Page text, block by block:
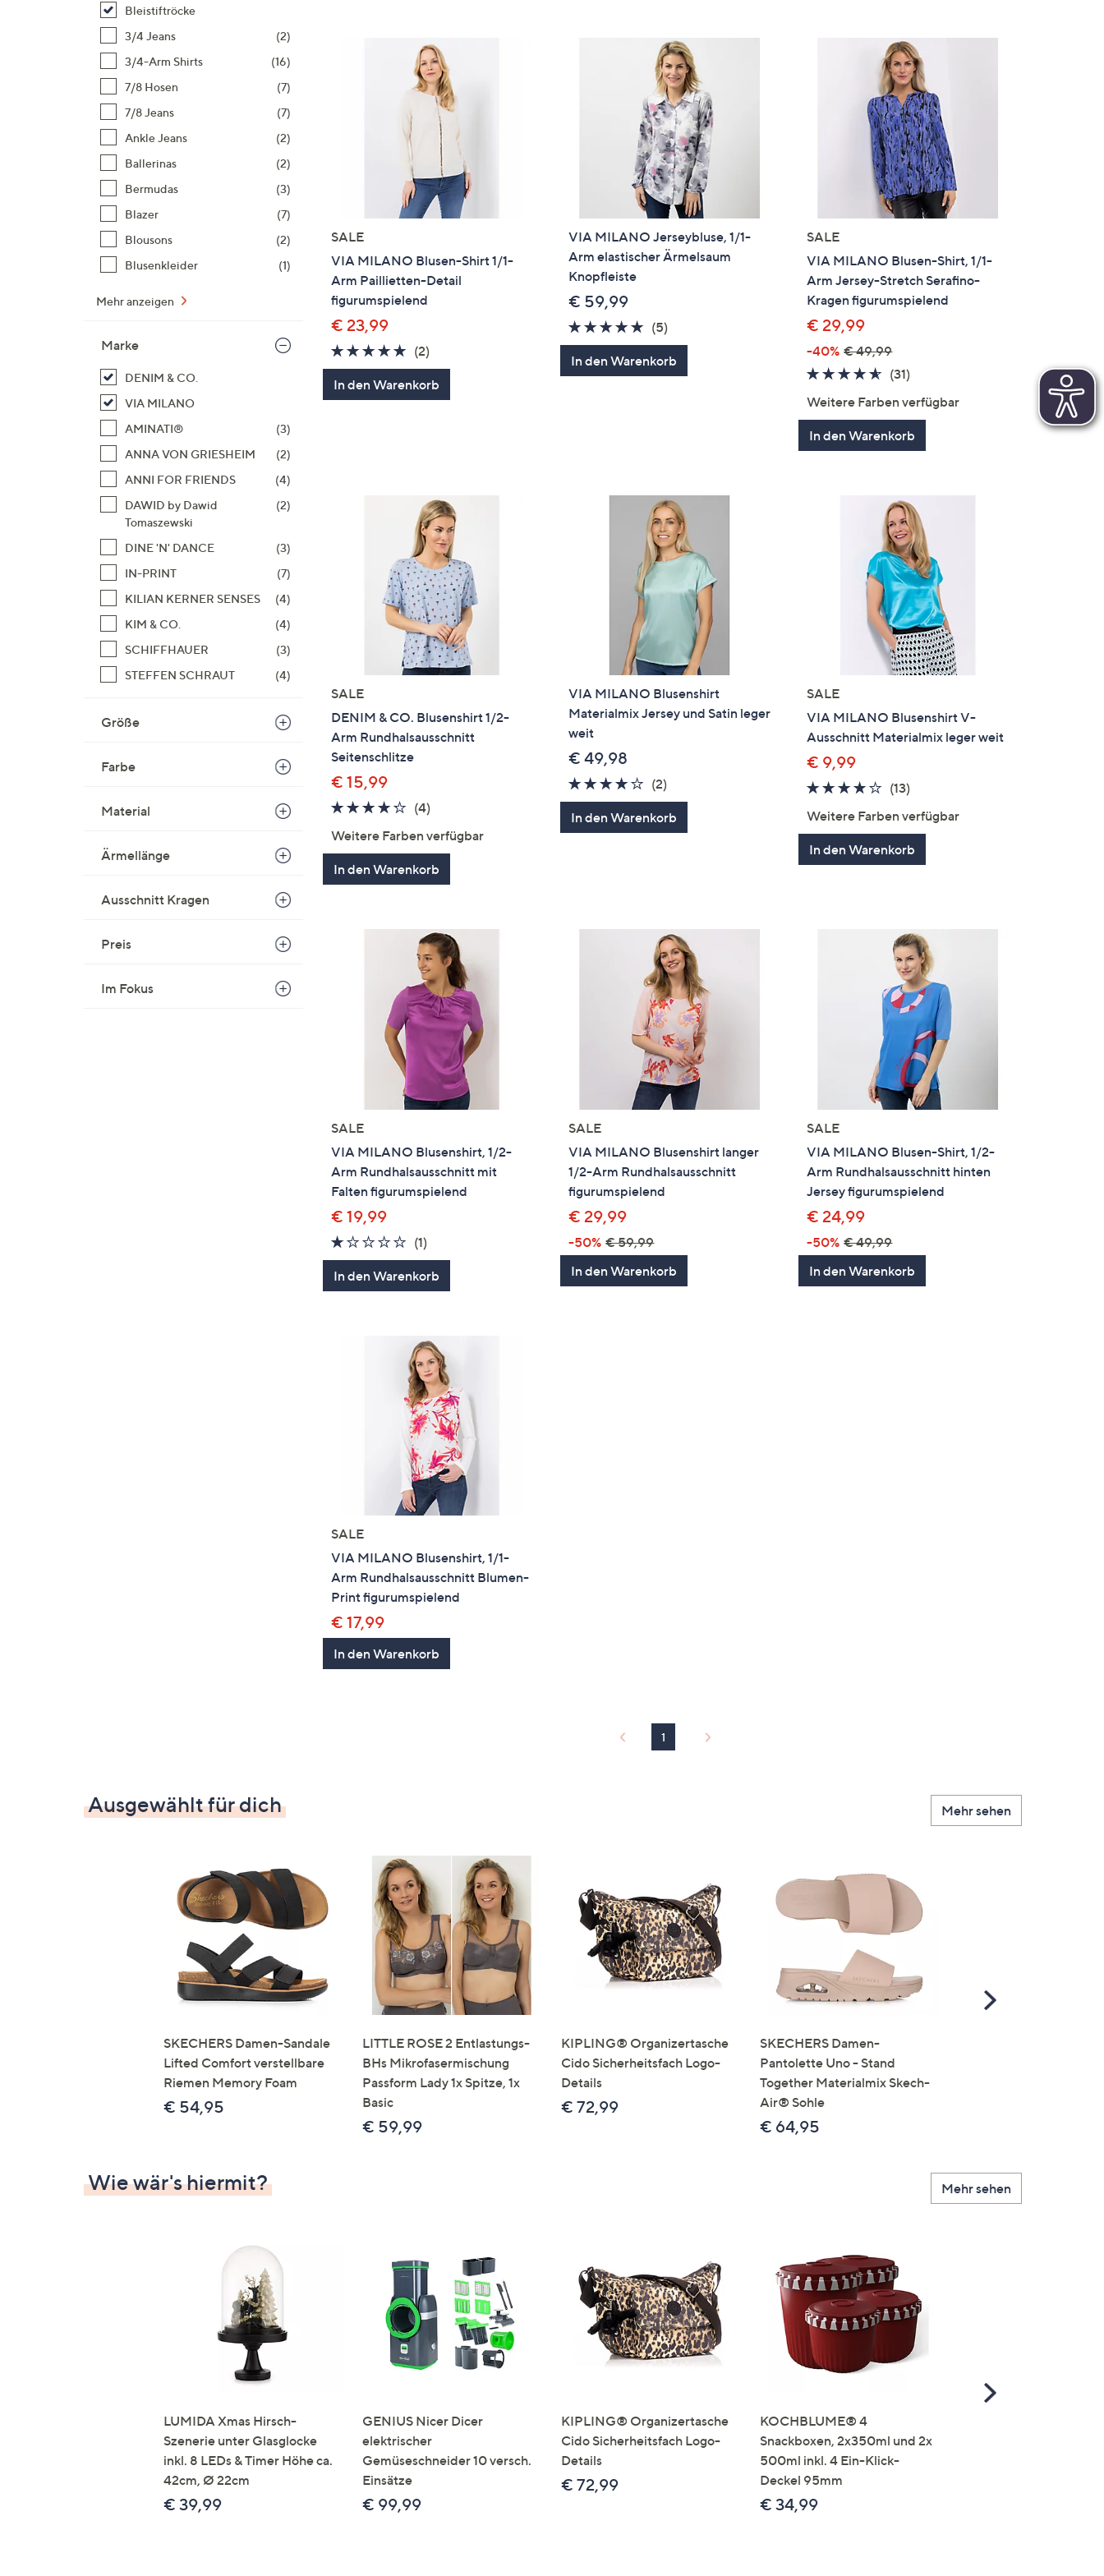
anzuzeigen.
Bleistiftröcke
3/4 Jeans
(2)
3/4-Arm Shirts
(16)
7/8 Hosen
(7)
7/8 Jeans
(7)
Ankle Jeans
(2)
Ballerinas
(2)
Bermudas
(3)
Blazer
(7)
Blousons
(2)
Blusenkleider
(1)
Mehr anzeigen
Marke
DENIM & CO.
VIA MILANO
AMINATI®
(3)
ANNA VON GRIESHEIM
(2)
ANNI FOR FRIENDS
(4)
DAWID by Dawid
Tomaszewski
(2)
DINE 'N' DANCE
(3)
IN-PRINT
(7)
KILIAN KERNER SENSES
(4)
KIM & CO.
(4)
SCHIFFHAUER
(3)
STEFFEN SCHRAUT
(4)
Größe
Farbe
Material
Ärmellänge
Ausschnitt Kragen
Preis
Im Fokus
SALE
VIA MILANO Blusen-Shirt 1/1-
Arm Paillietten-Detail
figurumspielend
€ 23,99
5.0
von
5
(2)2
Bewertungen
In den Warenkorb
VIA MILANO Jerseybluse, 1/1-
Arm elastischer Ärmelsaum
Knopfleiste
€ 59,99
4.6
von
5
(5)
Bewertungen
In den Warenkorb
SALE
VIA MILANO Blusen-Shirt, 1/1-
Arm Jersey-Stretch Serafino-
Kragen figurumspielend
€ 29,99
-40% € 49,99
4.5
5
(31)
Weitere Farben verfügbar
In den Warenkorb
SALE
DENIM & CO. Blusenshirt 1/2-
Arm Rundhalsausschnitt
Seitenschlitze
€ 15,99
4.2
(4)4
Weitere Farben verfügbar
In den Warenkorb
VIA MILANO Blusenshirt
Materialmix Jersey und Satin leger
weit
€ 49,98
4.0
von
5
(2)
Bewertungen
In den Warenkorb
SALE
VIA MILANO Blusenshirt V-
Ausschnitt Materialmix leger weit
€ 9,99
3.6
(13)
Weitere Farben verfügbar
In den Warenkorb
SALE
VIA MILANO Blusenshirt, 1/2-
Arm Rundhalsausschnitt mit
Falten figurumspielend
€ 19,99
1.0
von
5
(1)1
Bewertungen
In den Warenkorb
SALE
VIA MILANO Blusenshirt langer
1/2-Arm Rundhalsausschnitt
figurumspielend
€ 29,99
-50% € 59,99
In den Warenkorb
SALE
VIA MILANO Blusen-Shirt, 1/2-
Arm Rundhalsausschnitt hinten
Jersey figurumspielend
€ 24,99
-50% € 49,99
In den Warenkorb
SALE
VIA MILANO Blusenshirt, 1/1-
Arm Rundhalsausschnitt Blumen-
Print figurumspielend
€ 17,99
In den Warenkorb
1
Ausgewählt für dich Mehr sehen
SKECHERS Damen-Sandale
Lifted Comfort verstellbare
Riemen Memory Foam
€ 54,95
LITTLE ROSE 2 Entlastungs-
BHs Mikrofasermischung
Passform Lady 1x Spitze, 1x
Basic
€ 59,99
KIPLING® Organizertasche
Cido Sicherheitsfach Logo-
Details
€ 72,99
SKECHERS Damen-
Pantolette Uno - Stand
Together Materialmix Skech-
Air® Sohle
€ 64,95
Scroll
Wie wär's hiermit? Mehr sehen
LUMIDA Xmas Hirsch-
Szenerie unter Glasglocke
inkl. 8 LEDs & Timer Höhe ca.
42cm, Ø 22cm
€ 39,99
GENIUS Nicer Dicer
elektrischer
Gemüseschneider 10 versch.
Einsätze
€ 99,99
KIPLING® Organizertasche
Cido Sicherheitsfach Logo-
Details
€ 72,99
KOCHBLUME® 4
Snackboxen, 2x350ml und 2x
500ml inkl. 4 Ein-Klick-
Deckel 95mm
€ 34,99
Scroll